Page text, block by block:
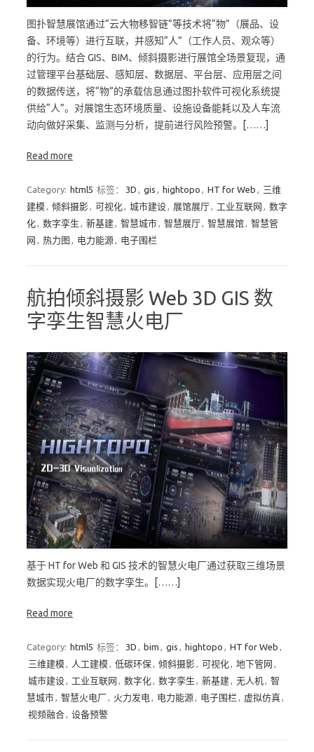
图扑智慧展馆通过“云大物移智链”等技术将“物”（展品、设
备、环境等）进行互联，并感知“人”（工作人员、观众等）
的行为。结合 GIS、BIM、倾斜摄影进行展馆全场景复现，通
过管理平台基础层、感知层、数据层、平台层、应用层之间
的数据传送，将“物”的承载信息通过图扑软件可视化系统提
供给“人”。对展馆生态环境质量、设施设备能耗以及人车流
动向做好采集、监测与分析，提前进行风险预警。[……]
Read more
Category: html5 标签： 3D , gis , hightopo , HT for Web , 三维
建模, 倾斜摄影, 可视化, 城市建设, 展馆展厅, 工业互联网 , 数字
化, 数字孪生 , 新基建, 智慧城市, 智慧展厅, 智慧展馆, 智慧管
网 , 热力图 , 电力能源, 电子围栏
航拍倾斜摄影 Web 3D GIS 数
字孪生智慧火电厂
基于 HT for Web 和 GIS 技术的智慧火电厂通过获取三维场景
数据实现火电厂的数字孪生。[……]
Read more
Category: html5 标签： 3D , bim , gis , hightopo , HT for Web ,
三维建模, 人工建模, 低碳环保, 倾斜摄影, 可视化, 地下管网 ,
城市建设, 工业互联网 , 数字化, 数字孪生 , 新基建, 无人机, 智
慧城市, 智慧火电厂, 火力发电, 电力能源, 电子围栏 , 虚拟仿真,
视频融合, 设备预警